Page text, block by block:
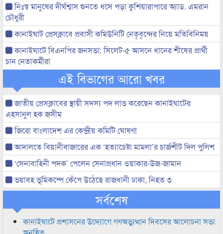
নিঃস্ব মানুষের দীর্ঘশ্বাস শুনতে ধসে পড়া কুশিয়ারাপারে অ্যাড. এমরান
চৌধুরী
কানাইঘাট প্রেসক্লাবে প্রবাসী কমিউনিটি নেতৃবৃন্দের নিয়ে মতিবিনিময়
কানাইঘাটে বিএনপির জনসভা: সিলেট-৫ আসনে ধানের শীষের প্রার্থী
চান নেতাকর্মীরা
এই বিভাগের আরো খবর
জাতীয় প্রেসক্লাবের স্থায়ী সদস্য পদ লাভ করেছেন কানাইঘাটের
এহসানুল হক জসীম
জিরো বাংলাদেশ এর কেন্দ্রীয় কমিটি ঘোষণা
আদালতে বিয়ানীবাজারের এক ‘হত্যাচেষ্টা মামলা’র চার্জশীট দিল পুলিশ
‘সেনাবাহিনী পদক’ পেলেন সেনাপ্রধান ওয়াকার-উজ-জামান
ভয়াবহ ভূমিকম্পে কেঁপে উঠেছে রাজধানী ঢাকা, নিহত ৩
সর্বশেষ
কানাইঘাটে প্রশাসনের উদ্যোগে গণঅভ্যুত্থান দিবসের আলোচনা সভা